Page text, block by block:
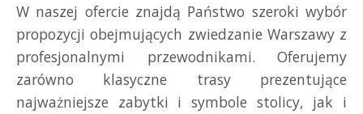
W naszej ofercie znajdą Państwo szeroki wybór
propozycji obejmujących zwiedzanie Warszawy z
profesjonalnymi przewodnikami. Oferujemy
zarówno klasyczne trasy prezentujące
najważniejsze zabytki i symbole stolicy, jak i